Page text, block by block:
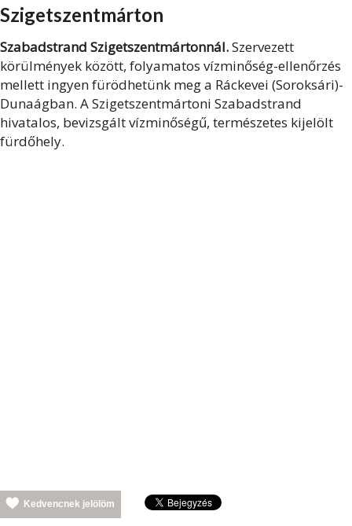
Szigetszentmárton
Szabadstrand Szigetszentmártonnál.Szervezett
körülmények között, folyamatos vízminőség-ellenőrzés
mellett ingyen fürödhetünk meg a Ráckevei (Soroksári)-
Dunaágban. A Szigetszentmártoni Szabadstrand
hivatalos, bevizsgált vízminőségű, természetes kijelölt
fürdőhely.
Kedvencnek jelölöm